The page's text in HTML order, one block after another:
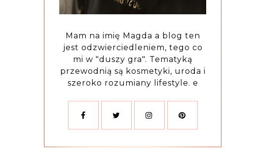
Mam na imię Magda a blog ten
jest odzwierciedleniem, tego co
mi w "duszy gra". Tematyką
przewodnią są kosmetyki, uroda i
szeroko rozumiany lifestyle. e